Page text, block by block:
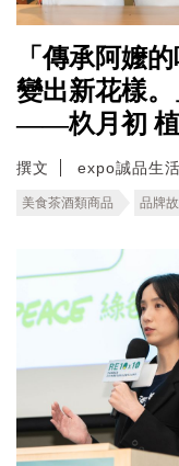
「傳承阿嬤
變出新花樣
——杦月初 植
撰文 expo誠品生
美食茶酒類商品 品牌